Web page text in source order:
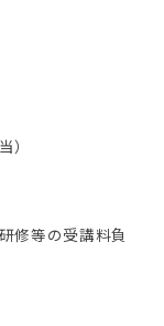
）
修等の受講料負